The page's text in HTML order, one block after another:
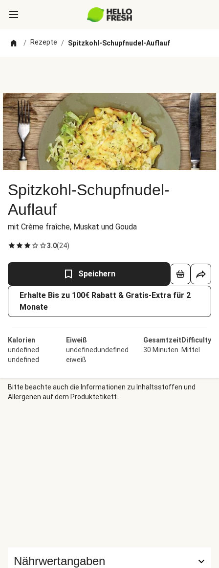
/ Rezepte / Spitzkohl-Schupfnudel-Auflauf
Spitzkohl-Schupfnudel-
Auflauf
mit Crème fraîche, Muskat und Gouda
3.0(24)
Speichern
Erhalte Bis zu 100€ Rabatt & Gratis-Extra für 2
Monate
Kalorien
undefined
undefined
Eiweiß
undefinedundefined
eiweiß
Gesamtzeit
30 Minuten
Difficulty
Mittel
Bitte beachte auch die Informationen zu Inhaltsstoffen und
Allergenen auf dem Produktetikett.
Nährwertangaben